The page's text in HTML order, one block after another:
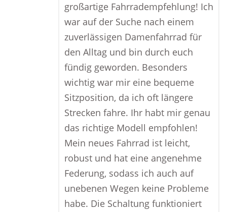
großartige Fahrradempfehlung! Ich
war auf der Suche nach einem
zuverlässigen Damenfahrrad für
den Alltag und bin durch euch
fündig geworden. Besonders
wichtig war mir eine bequeme
Sitzposition, da ich oft längere
Strecken fahre. Ihr habt mir genau
das richtige Modell empfohlen!
Mein neues Fahrrad ist leicht,
robust und hat eine angenehme
Federung, sodass ich auch auf
unebenen Wegen keine Probleme
habe. Die Schaltung funktioniert